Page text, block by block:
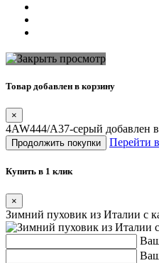
Товар добавлен в корзину
×
4AW444/A37-серый добавлен
Продолжить покупки Перейти
Купить в 1 клик
×
Зимний пуховик из Италии с